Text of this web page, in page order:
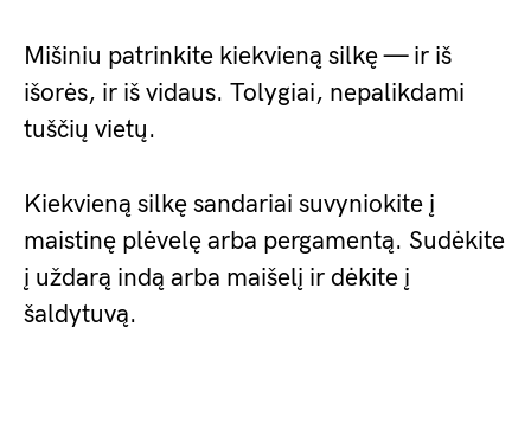
Mišiniu patrinkite kiekvieną silkę — ir iš
išorės, ir iš vidaus. Tolygiai, nepalikdami
tuščių vietų.
Kiekvieną silkę sandariai suvyniokite į
maistinę plėvelę arba pergamentą. Sudėkite
į uždarą indą arba maišelį ir dėkite į
šaldytuvą.